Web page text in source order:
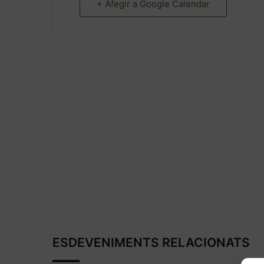
+ Afegir a Google Calendar
ESDEVENIMENTS RELACIONATS